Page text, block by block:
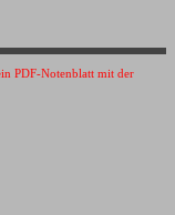
PDF-Notenblatt mit der